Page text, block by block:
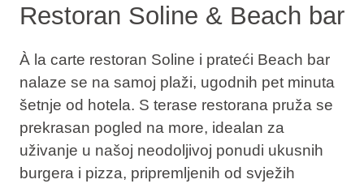
Restoran Soline & Beach bar
À la carte restoran Soline i prateći Beach bar
nalaze se na samoj plaži, ugodnih pet minuta
šetnje od hotela. S terase restorana pruža se
prekrasan pogled na more, idealan za
uživanje u našoj neodoljivoj ponudi ukusnih
burgera i pizza, pripremljenih od svježih